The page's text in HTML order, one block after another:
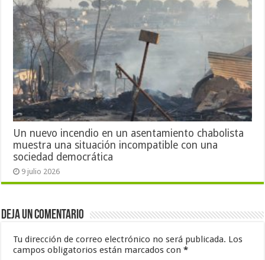
Un nuevo incendio en un asentamiento chabolista
muestra una situación incompatible con una
sociedad democrática
9 julio 2026
Deja un comentario
Tu dirección de correo electrónico no será publicada. Los
campos obligatorios están marcados con*